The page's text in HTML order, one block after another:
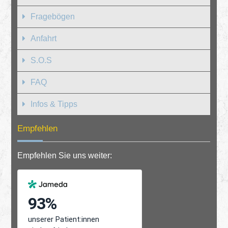
Fragebögen
Anfahrt
S.O.S
FAQ
Infos & Tipps
Empfehlen
Empfehlen Sie uns weiter: